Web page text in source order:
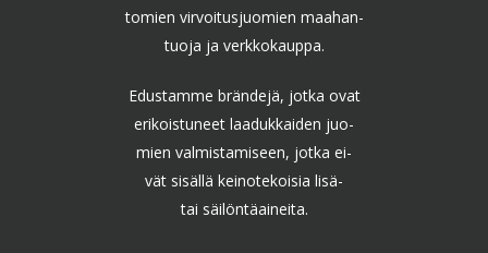
tomien virvoitusjuomien maahan-
tuoja ja verkkokauppa.
Edustamme brändejä, jotka ovat
erikoistuneet laadukkaiden juo-
mien valmistamiseen, jotka ei-
vät sisällä keinotekoisia lisä-
tai säilöntäaineita.